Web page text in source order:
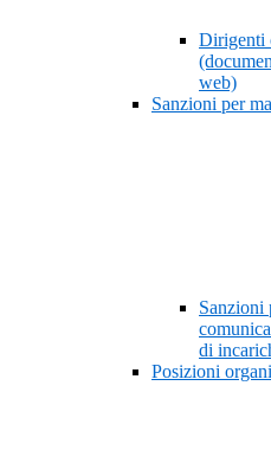
Dirigenti
web)
Sanzioni per
Sanzioni
di
Posizioni